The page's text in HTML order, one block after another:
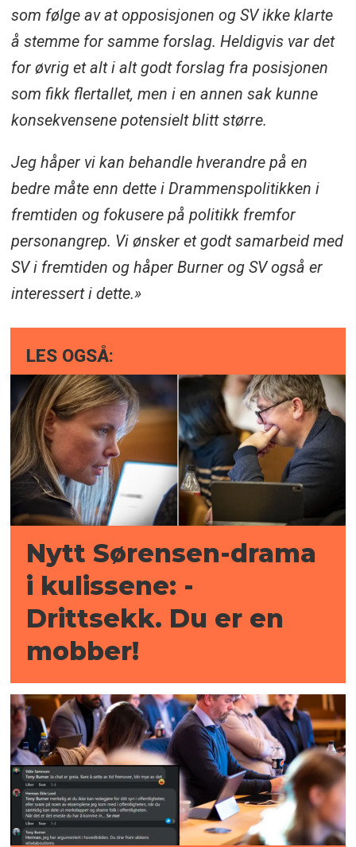
som følge av at opposisjonen og SV ikke klarte
å stemme for samme forslag. Heldigvis var det
for øvrig et alt i alt godt forslag fra posisjonen
som fikk flertallet, men i en annen sak kunne
konsekvensene potensielt blitt større.
Jeg håper vi kan behandle hverandre på en
bedre måte enn dette i Drammenspolitikken i
fremtiden og fokusere på politikk fremfor
personangrep. Vi ønsker et godt samarbeid med
SV i fremtiden og håper Burner og SV også er
interessert i dette.»
LES OGSÅ:
Nytt Sørensen-drama
i kulissene: -
Drittsekk. Du er en
mobber!